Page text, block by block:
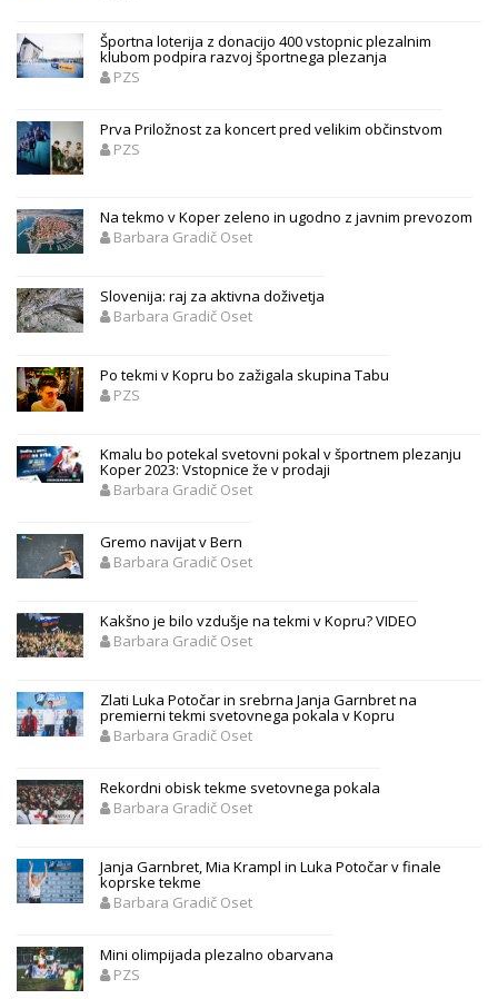
Športna loterija z donacijo 400 vstopnic plezalnim
klubom podpira razvoj športnega plezanja
PZS
Prva Priložnost za koncert pred velikim občinstvom
PZS
Na tekmo v Koper zeleno in ugodno z javnim prevozom
Barbara Gradič Oset
Slovenija: raj za aktivna doživetja
Barbara Gradič Oset
Po tekmi v Kopru bo zažigala skupina Tabu
PZS
Kmalu bo potekal svetovni pokal v športnem plezanju
Koper 2023: Vstopnice že v prodaji
Barbara Gradič Oset
Gremo navijat v Bern
Barbara Gradič Oset
Kakšno je bilo vzdušje na tekmi v Kopru? VIDEO
Barbara Gradič Oset
Zlati Luka Potočar in srebrna Janja Garnbret na
premierni tekmi svetovnega pokala v Kopru
Barbara Gradič Oset
Rekordni obisk tekme svetovnega pokala
Barbara Gradič Oset
Janja Garnbret, Mia Krampl in Luka Potočar v finale
koprske tekme
Barbara Gradič Oset
Mini olimpijada plezalno obarvana
PZS